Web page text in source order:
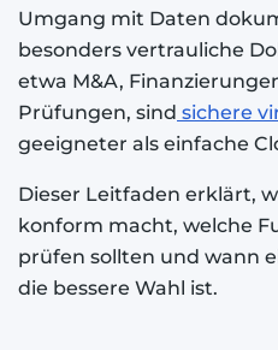
Umgang mit Daten
besonders vertrauliche
etwa M&A,
Prüfungen, sind sichere
geeigneter als einfache
Dieser Leitfaden erklärt,
konform macht, welche
prüfen sollten und wann
die bessere Wahl ist.